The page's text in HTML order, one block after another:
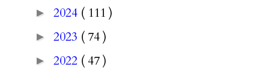
► 2024 ( 111 )
► 2023 ( 74 )
► 2022 ( 47 )